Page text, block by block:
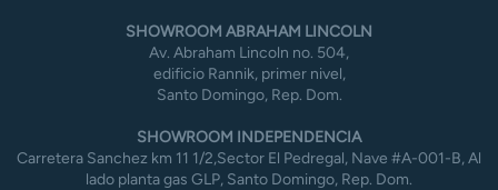
SHOWROOM ABRAHAM LINCOLN
Av. Abraham Lincoln no. 504,
edificio Rannik, primer nivel,
Santo Domingo, Rep. Dom.
SHOWROOM INDEPENDENCIA
Carretera Sanchez km 11 1/2,Sector El Pedregal, Nave #A-001-B, Al
lado planta gas GLP, Santo Domingo, Rep. Dom.